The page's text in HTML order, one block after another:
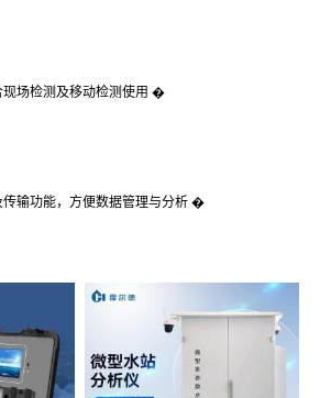
现场检测及移动检测使用 �
传输功能，方便数据管理与分析 �